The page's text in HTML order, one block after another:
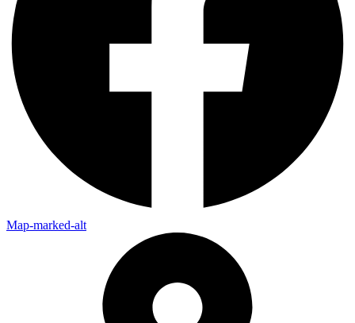
Map-marked-alt